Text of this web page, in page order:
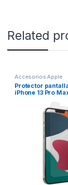
Related
Accesorios Apple
Protector
iPhone 13 Pro